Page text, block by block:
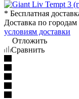
* Бесплатная
Доставка по
условиям доставки
Отложить
Сравнить